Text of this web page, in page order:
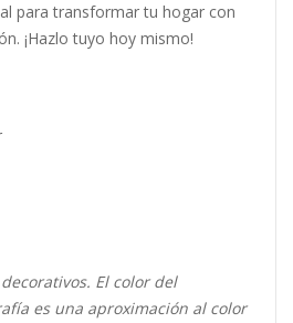
para transformar tu hogar con
¡Hazlo tuyo hoy mismo!
El color del
es una aproximación al color